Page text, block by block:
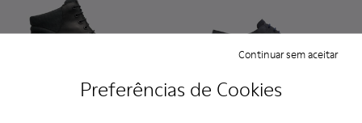
Preferências de Cookies
Continuar sem aceitar